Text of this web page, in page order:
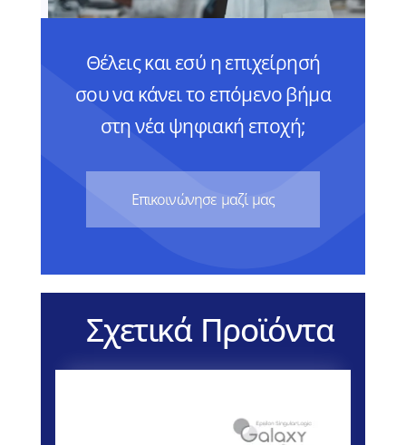
Θέλεις και εσύ η επιχείρησή
σου να κάνει το επόμενο βήμα
στη νέα ψηφιακή εποχή;
Eπικοινώνησε μαζί μας
Σχετικά Προϊόντα